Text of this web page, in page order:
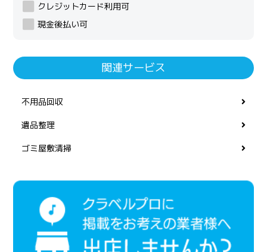
クレジットカード利用可
現金後払い可
関連サービス
不用品回収
遺品整理
ゴミ屋敷清掃